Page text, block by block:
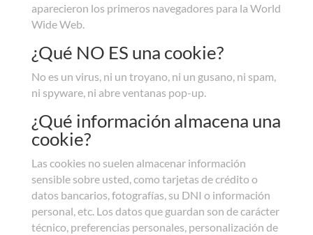
aparecieron los primeros navegadores para la World
Wide Web.
¿Qué NO ES una cookie?
No es un virus, ni un troyano, ni un gusano, ni spam,
ni spyware, ni abre ventanas pop-up.
¿Qué información almacena una
cookie?
Las cookies no suelen almacenar información
sensible sobre usted, como tarjetas de crédito o
datos bancarios, fotografías, su DNI o información
personal, etc. Los datos que guardan son de carácter
técnico, preferencias personales, personalización de